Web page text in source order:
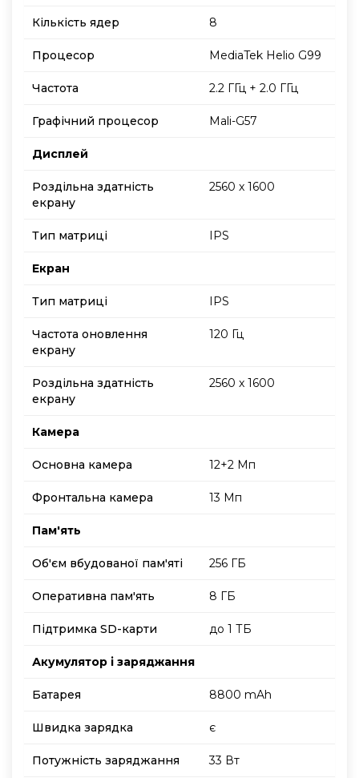
Кількість ядер 8
Процесор MediaTek Helio G99
Частота 2.2 ГГц + 2.0 ГГц
Графічний процесор Mali-G57
Дисплей
Роздільна здатність
екрану
2560 x 1600
Тип матриці IPS
Екран
Тип матриці IPS
Частота оновлення
екрану
120 Гц
Роздільна здатність
екрану
2560 x 1600
Камера
Основна камера 12+2 Мп
Фронтальна камера 13 Мп
Пам'ять
Об'єм вбудованої пам'яті 256 ГБ
Оперативна пам'ять 8 ГБ
Підтримка SD-карти до 1 ТБ
Акумулятор і заряджання
Батарея 8800 mAh
Швидка зарядка є
Потужність заряджання 33 Вт